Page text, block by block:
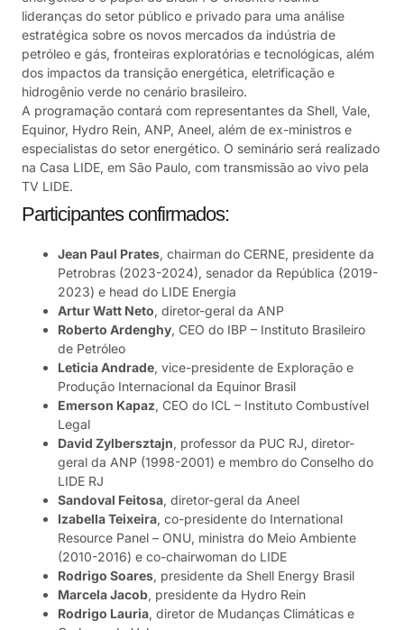
lideranças do setor público e privado para uma análise
estratégica sobre os novos mercados da indústria de
petróleo e gás, fronteiras exploratórias e tecnológicas, além
dos impactos da transição energética, eletrificação e
hidrogênio verde no cenário brasileiro.
A programação contará com representantes da Shell, Vale,
Equinor, Hydro Rein, ANP, Aneel, além de ex-ministros e
especialistas do setor energético. O seminário será realizado
na Casa LIDE, em São Paulo, com transmissão ao vivo pela
TV LIDE.
Participantes confirmados:
Jean Paul Prates, chairman do CERNE, presidente da
Petrobras (2023-2024), senador da República (2019-
2023) e head do LIDE Energia
Artur Watt Neto, diretor-geral da ANP
Roberto Ardenghy, CEO do IBP – Instituto Brasileiro
de Petróleo
Leticia Andrade, vice-presidente de Exploração e
Produção Internacional da Equinor Brasil
Emerson Kapaz, CEO do ICL – Instituto Combustível
Legal
David Zylbersztajn, professor da PUC RJ, diretor-
geral da ANP (1998-2001) e membro do Conselho do
LIDE RJ
Sandoval Feitosa, diretor-geral da Aneel
Izabella Teixeira, co-presidente do International
Resource Panel – ONU, ministra do Meio Ambiente
(2010-2016) e co-chairwoman do LIDE
Rodrigo Soares, presidente da Shell Energy Brasil
Marcela Jacob, presidente da Hydro Rein
Rodrigo Lauria, diretor de Mudanças Climáticas e